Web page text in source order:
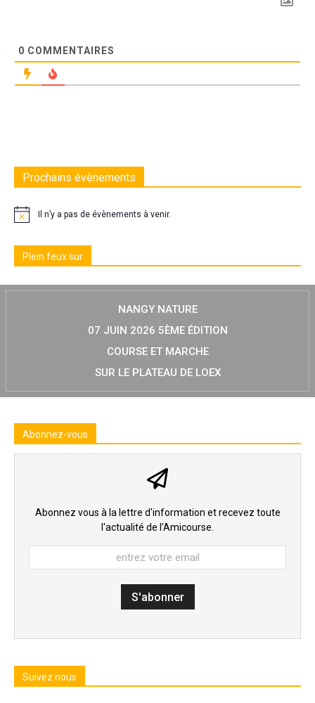
0 COMMENTAIRES
Prochains évènements
Il n’y a pas de évènements à venir.
Plein feux sur
NANGY NATURE
07 JUIN 2026 5ÈME ÉDITION
COURSE ET MARCHE
SUR LE PLATEAU DE LOEX
Abonnez-vous
Abonnez vous à la lettre d'information et recevez toute
l'actualité de l'Amicourse.
Suivez nous